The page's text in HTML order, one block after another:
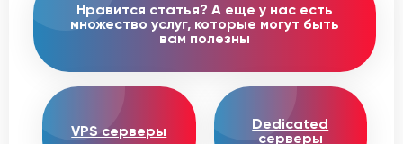
Нравится статья? А еще у нас есть
множество услуг, которые могут быть
вам полезны
VPS серверы
Dedicated
серверы